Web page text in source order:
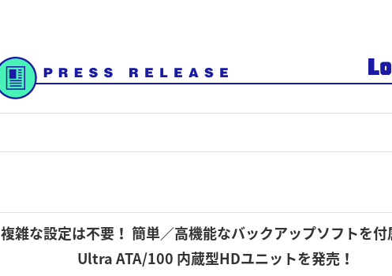
複雑な設定は不要！ 簡単／高機能なバックアップソフトを付
Ultra ATA/100 内蔵型HDユニットを発売！